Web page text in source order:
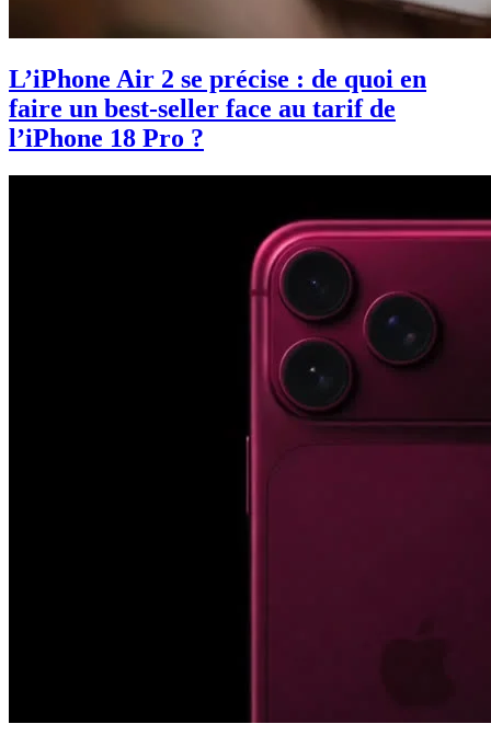
L’iPhone Air 2 se précise : de quoi en
faire un best-seller face au tarif de
l’iPhone 18 Pro ?